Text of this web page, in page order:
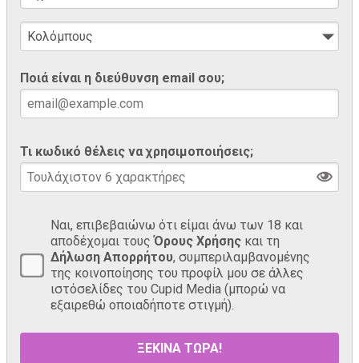
Ποιά είναι η διεύθυνση email σου;
Τι κωδικό θέλεις να χρησιμοποιήσεις;
Ναι, επιβεβαιώνω ότι είμαι άνω των 18 και
αποδέχομαι τουςΌρους Χρήσης και τη
Δήλωση Απορρήτου, συμπεριλαμβανομένης
της κοινοποίησης του προφίλ μου σε άλλες
ιστόσελίδες του Cupid Media (μπορώ να
εξαιρεθώ οποιαδήποτε στιγμή).